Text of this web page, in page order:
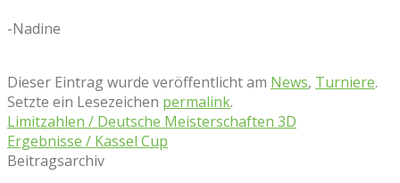
-Nadine
Dieser Eintrag wurde veröffentlicht am News, Turniere.
Setzte ein Lesezeichen permalink.
Limitzahlen / Deutsche Meisterschaften 3D
Ergebnisse / Kassel Cup
Beitragsarchiv